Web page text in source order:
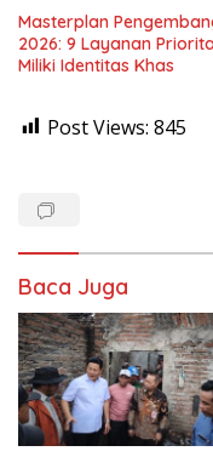
Masterplan
2026: 9 Layanan
Miliki Identitas Khas
Post Views: 845
Baca Juga